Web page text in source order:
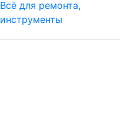
Всё для ремонта,
инструменты